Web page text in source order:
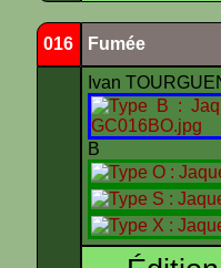
016 Fumée
Ivan
B